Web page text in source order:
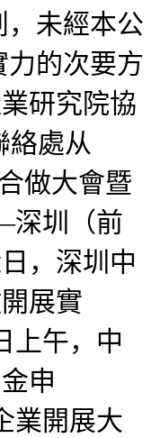
，未經本公
的次要方
研究院協
絡處从
做大會暨
深圳（前
，深圳中
展實
上午，中
申
業開展大